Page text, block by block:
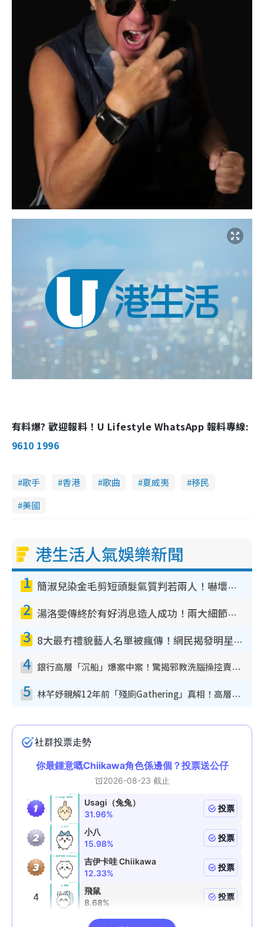
有料爆? 歡迎報料！U Lifestyle WhatsApp 報料專線:
9610 1996
歌手 香港 歌曲 夏威夷
移民
美國
港生活人氣娛樂新聞
1 簡淑兒染金毛剪短頭髮氣質判若兩人！嚇壞老公麥大力都認唔出：「你做咩事？」
2 湯洛雯傳終於有好消息造人成功！兩大細節曝孕味極濃惹猜測：大肚婆先會咁！
3 8大最冇禮貌藝人名單被瘋傳！網民揭發明星真面目 一致數臭呢位係無品天花板？
4 銀行高層「沉船」爆案中案！驚揭邪教洗腦操控賣淫被吞600萬 幕後黑手講多錯多
5 林芊妤親解12年前「殘廁Gathering」真相！高層解約一句話重創尊嚴至今拒返TVB